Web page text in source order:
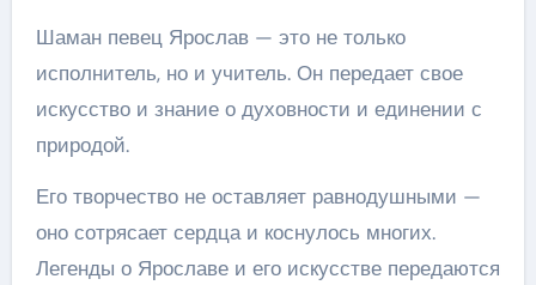
Шаман певец Ярослав — это не только
исполнитель, но и учитель. Он передает свое
искусство и знание о духовности и единении с
природой.
Его творчество не оставляет равнодушными —
оно сотрясает сердца и коснулось многих.
Легенды о Ярославе и его искусстве передаются